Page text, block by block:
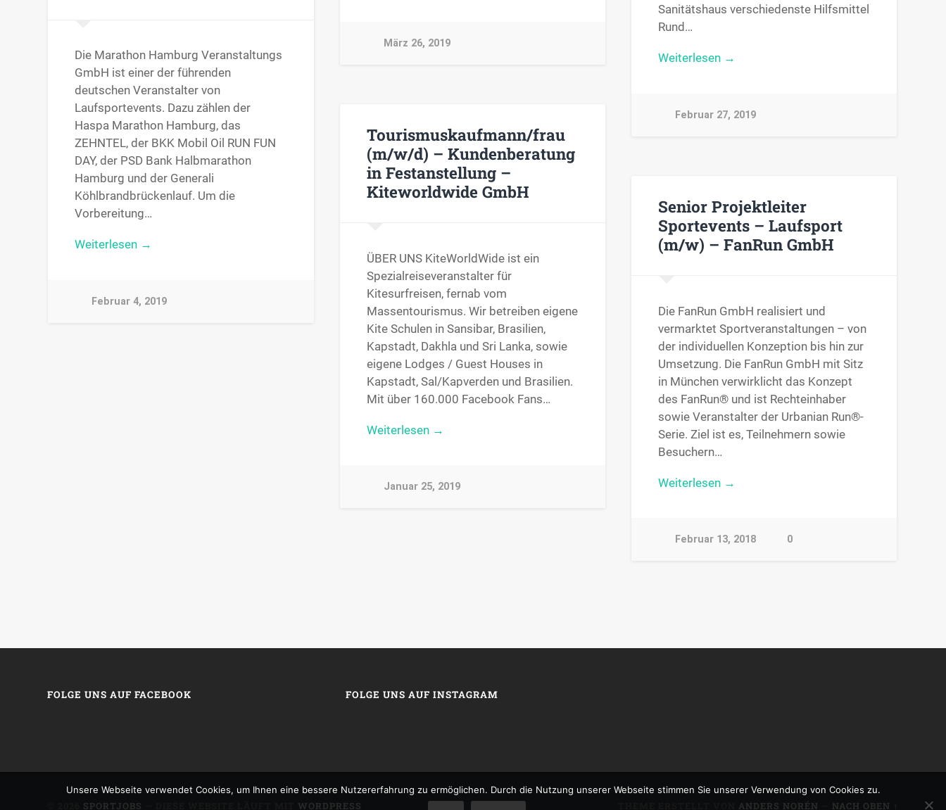
März 26, 2019
Sanitätshaus verschiedenste Hilfsmittel
Rund…
Weiterlesen →
Februar 27, 2019
Die Marathon Hamburg Veranstaltungs
GmbH ist einer der führenden
deutschen Veranstalter von
Laufsportevents. Dazu zählen der
Haspa Marathon Hamburg, das
ZEHNTEL, der BKK Mobil Oil RUN FUN
DAY, der PSD Bank Halbmarathon
Hamburg und der Generali
Köhlbrandbrückenlauf. Um die
Vorbereitung…
Weiterlesen →
Februar 4, 2019
Tourismuskaufmann/frau
(m/w/d) – Kundenberatung
in Festanstellung –
Kiteworldwide GmbH
ÜBER UNS KiteWorldWide ist ein
Spezialreiseveranstalter für
Kitesurfreisen, fernab vom
Massentourismus. Wir betreiben eigene
Kite Schulen in Sansibar, Brasilien,
Kapstadt, Dakhla und Sri Lanka, sowie
eigene Lodges / Guest Houses in
Kapstadt, Sal/Kapverden und Brasilien.
Mit über 160.000 Facebook Fans…
Weiterlesen →
Januar 25, 2019
Senior Projektleiter
Sportevents – Laufsport
(m/w) – FanRun GmbH
Die FanRun GmbH realisiert und
vermarktet Sportveranstaltungen – von
der individuellen Konzeption bis hin zur
Umsetzung. Die FanRun GmbH mit Sitz
in München verwirklicht das Konzept
des FanRun® und ist Rechteinhaber
sowie Veranstalter der Urbanian Run®-
Serie. Ziel ist es, Teilnehmern sowie
Besuchern…
Weiterlesen →
Februar 13, 2018 0
FOLGE UNS AUF FACEBOOK FOLGE UNS AUF INSTAGRAM
SPORTJOBS — DIESE WEBSITE LÄUFT MITWORDPRESS ANDERS NORÉN NACH OBEN ↑
Unsere Webseite verwendet Cookies, um Ihnen eine bessere Nutzererfahrung zu ermöglichen. Durch die Nutzung unserer Webseite stimmen Sie unserer Verwendung von Cookies zu.